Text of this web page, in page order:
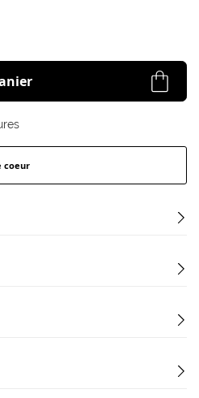
coeur